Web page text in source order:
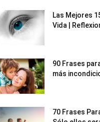
Las Mejores
Vida |
90 Frases
más
70 Frases